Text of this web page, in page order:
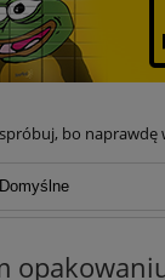
bo naprawdę